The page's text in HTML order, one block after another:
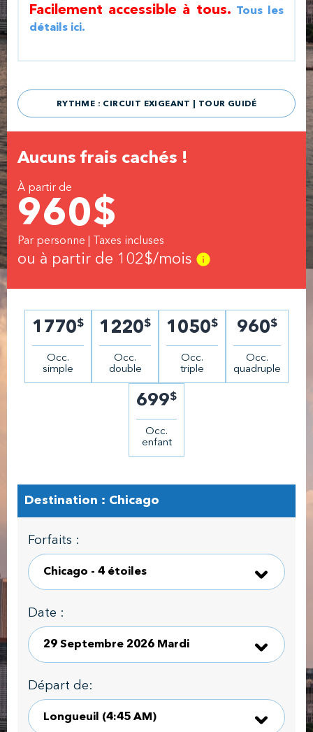
Facilement accessible à tous. Tous les
détails ici.
RYTHME : CIRCUIT EXIGEANT | TOUR GUIDÉ
Aucuns frais cachés !
À partir de
960$
Par personne | Taxes incluses
ou à partir de 102$/mois
1770$
Occ.
simple
1220$
Occ.
double
1050$
Occ.
triple
960$
Occ.
quadruple
699$
Occ.
enfant
Destination : Chicago
Forfaits :
Date :
Départ de: